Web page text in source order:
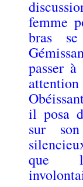
femme
bras
passer
il posa
sur
que